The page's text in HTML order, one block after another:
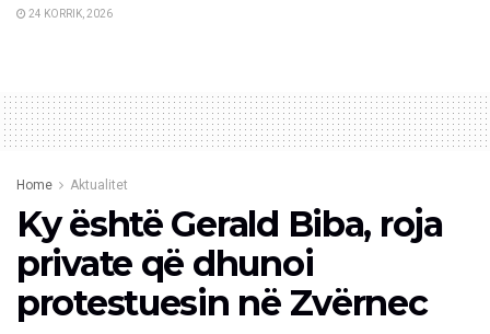
24 KORRIK, 2026
Home Aktualitet
Ky është Gerald Biba, roja
private që dhunoi
protestuesin në Zvërnec